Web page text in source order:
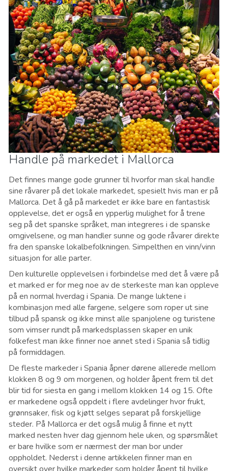
Handle på markedet i Mallorca
Det finnes mange gode grunner til hvorfor man skal handle
sine råvarer på det lokale markedet, spesielt hvis man er på
Mallorca. Det å gå på markedet er ikke bare en fantastisk
opplevelse, det er også en ypperlig mulighet for å trene
seg på det spanske språket, man integreres i de spanske
omgivelsene, og man handler sunne og gode råvarer direkte
fra den spanske lokalbefolkningen. Simpelthen en vinn/vinn
situasjon for alle parter.
Den kulturelle opplevelsen i forbindelse med det å være på
et marked er for meg noe av de sterkeste man kan oppleve
på en normal hverdag i Spania. De mange luktene i
kombinasjon med alle fargene, selgere som roper ut sine
tilbud på spansk og ikke minst alle spanjolene og turistene
som vimser rundt på markedsplassen skaper en unik
folkefest man ikke finner noe annet sted i Spania så tidlig
på formiddagen.
De fleste markeder i Spania åpner dørene allerede mellom
klokken 8 og 9 om morgenen, og holder åpent frem til det
blir tid for siesta en gang i mellom klokken 14 og 15. Ofte
er markedene også oppdelt i flere avdelinger hvor frukt,
grønnsaker, fisk og kjøtt selges separat på forskjellige
steder. På Mallorca er det også mulig å finne et nytt
marked nesten hver dag gjennom hele uken, og spørsmålet
er bare hvilke som er nærmest der man bor under
oppholdet. Nederst i denne artikkelen finner man en